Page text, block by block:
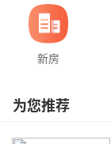
新房
为您推荐